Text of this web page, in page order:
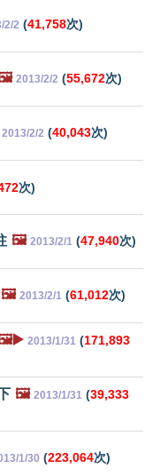
2/2 (41,758次)
2013/2/2 (55,672次)
2013/2/2 (40,043次)
次)
🖼️ 2013/2/1 (47,940次)
🖼️ 2013/2/1 (61,012次)
2013/1/31 (171,893
🖼️ 2013/1/31 (39,333
1/30 (223,064次)